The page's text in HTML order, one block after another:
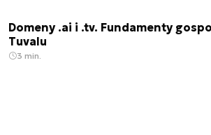
Domeny .ai i .tv. Fundamenty
Tuvalu
3 min.